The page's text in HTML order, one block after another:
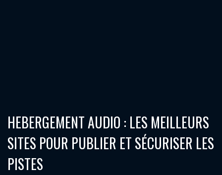
HEBERGEMENT AUDIO : LES MEILLEURS
SITES POUR PUBLIER ET SÉCURISER LES
PISTES